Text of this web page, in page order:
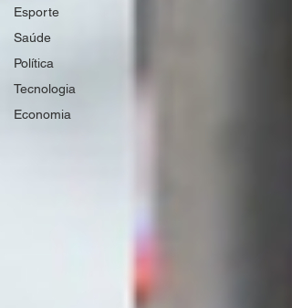
Esporte
Saúde
Política
Tecnologia
Economia